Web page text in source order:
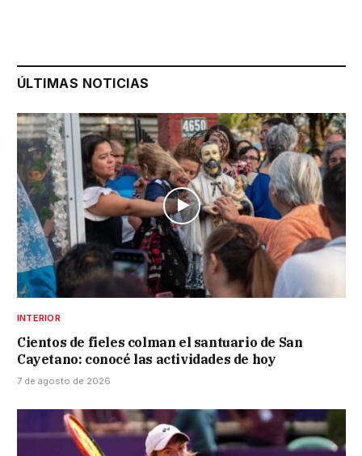
ÚLTIMAS NOTICIAS
INTERIOR
Cientos de fieles colman el santuario de San
Cayetano: conocé las actividades de hoy
7 de agosto de 2026